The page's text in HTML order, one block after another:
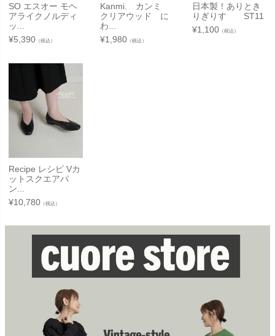
SO エスオー モヘ
アライクノルディ
ッ...
¥5,390 （税込）
Kanmi. カンミ
クリアウッド に
わ...
¥1,980 （税込）
日本製！ありとき
りぎりす ST11
¥1,100（税込）
Recipe レシピ Vカ
ットスクエアパ
ン...
¥10,780 （税込）